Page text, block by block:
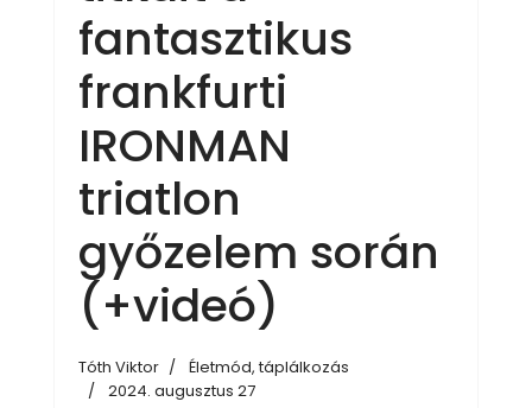
fantasztikus
frankfurti
IRONMAN
triatlon
győzelem során
(+videó)
Tóth Viktor
Életmód, táplálkozás
2024. augusztus 27